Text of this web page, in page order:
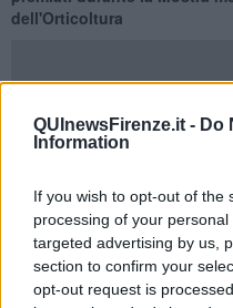
QUInewsFirenze.it - Do
Information
If you wish to opt-out of the
processing of your
targeted advertising by us,
section to confirm your
opt-out request is
dell'Orticoltura
promosso da Comune di
Quartieri, con il sostegno
Alla premiazione in occasione
fiori al Giardino
all'ambiente Cecilia Del Re, il